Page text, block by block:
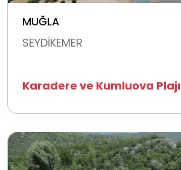
MUĞLA
SEYDİKEMER
Karadere ve Kumluova Plajı